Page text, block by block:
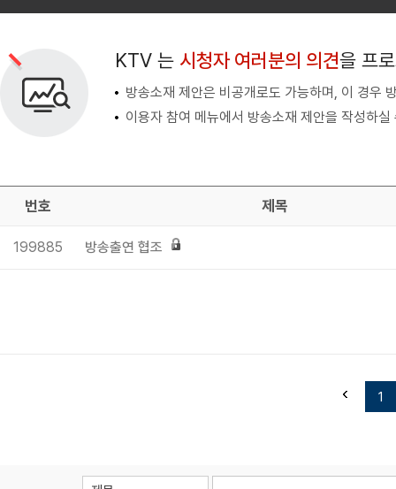
KTV 는 시청자 여러분의 의견을 프
방송소재 제안은 비공개로도 가능하며, 이 경우
이용자 참여 메뉴에서 방송소재 제안을 작성하실
번호 제목
199885 방송출연 협조
1
검색 조건
검색어 입력
검색